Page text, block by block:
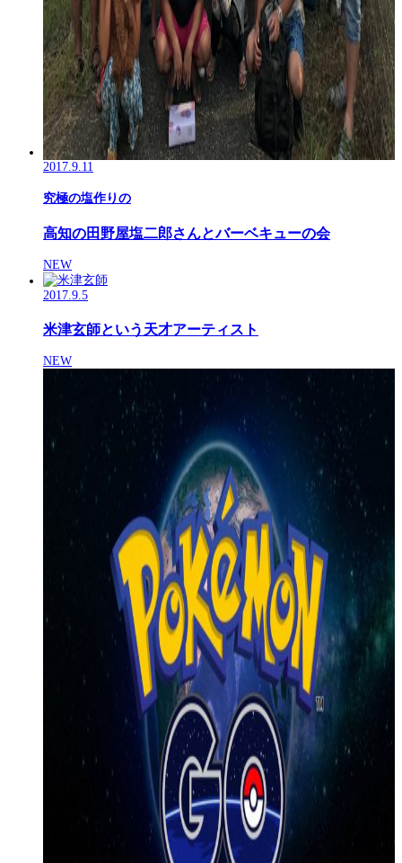
2017.9.11
究極の塩作りの
高知の田野屋塩二郎さんとバーベキューの会
NEW
2017.9.5
米津玄師という天才アーティスト
NEW